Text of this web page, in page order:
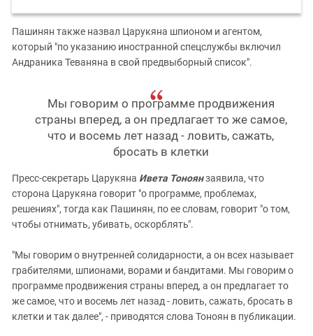
Пашинян также назвал Царукяна шпионом и агентом,
который "по указанию иностранной спецслужбы включил
Андраника Теваняна в свой предвыборный список".
Мы говорим о программе продвижения
страны вперед, а он предлагает то же самое,
что и восемь лет назад - ловить, сажать,
бросать в клетки
Пресс-секретарь Царукяна Ивета Тоноянзаявила, что
сторона Царукяна говорит "о программе, проблемах,
решениях", тогда как Пашинян, по ее словам, говорит "о том,
чтобы отнимать, убивать, оскорблять".
"Мы говорим о внутренней солидарности, а он всех называет
грабителями, шпионами, ворами и бандитами. Мы говорим о
программе продвижения страны вперед, а он предлагает то
же самое, что и восемь лет назад - ловить, сажать, бросать в
клетки и так далее", - приводятся слова Тоноян в публикации.